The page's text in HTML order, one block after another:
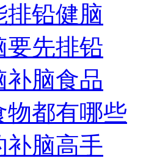
排铅健脑
要先排铅
补脑食品
物都有哪些
补脑高手